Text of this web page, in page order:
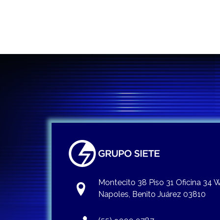
Montecito 38 Piso 31 Oficina 34
Napoles, Benito Juárez 03810